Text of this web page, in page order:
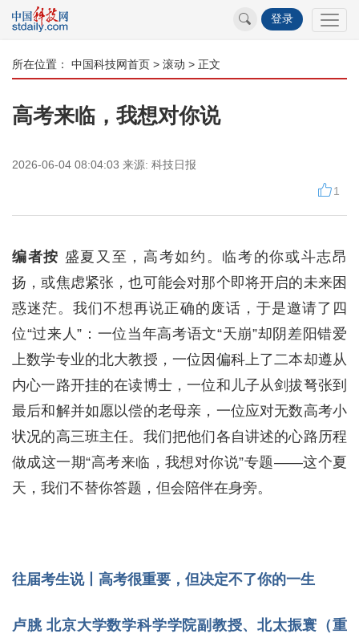
登录
所在位置： 中国科技网首页 > 滚动 > 正文
高考来临，我想对你说
2026-06-04 08:04:03 来源: 科技日报
1
编者按 盛夏又至，高考如约。临考的你或斗志昂
扬，或焦虑紧张，也可能会对那个即将开启的未来困
惑迷茫。我们不想再说正确的废话，于是邀请了四
位“过来人”：一位当年高考语文“天崩”却阴差阳错爱
上数学专业的北大教授，一位因偏科上了二本却遵从
内心一路开挂的在读博士，一位和儿子从剑拔弩张到
最后和解并如愿以偿的老母亲，一位应对无数高考小
状况的高三班主任。我们把他们各自讲述的心路历程
做成这一期“高考来临，我想对你说”专题——这个夏
天，我们不替你答题，但会陪伴在身旁。
往届考生说丨高考很重要，但决定不了你的一生
卢朓 北京大学数学科学学院副教授、北太振寰（重